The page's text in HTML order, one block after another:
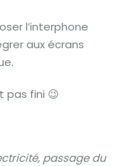
l’interphone
aux écrans
pas fini 😉
passage du